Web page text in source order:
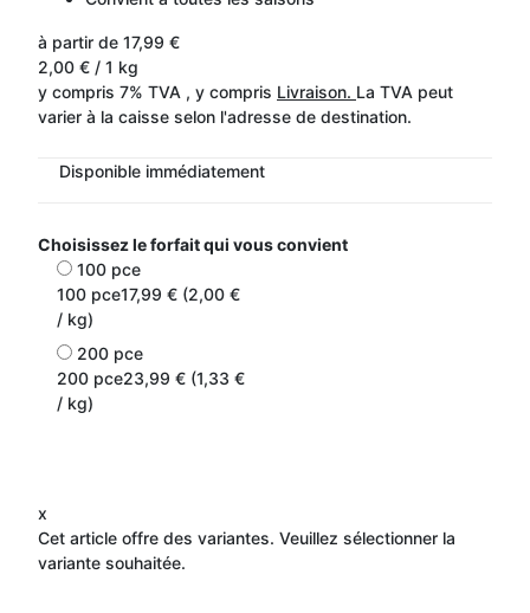
à partir de 17,99 €
2,00 € / 1 kg
y compris 7% TVA , y compris Livraison. La TVA peut
varier à la caisse selon l'adresse de destination.
Disponible immédiatement
Choisissez le forfait qui vous convient
100 pce
100 pce17,99 € (2,00 €
/ kg)
200 pce
200 pce23,99 € (1,33 €
/ kg)
x
Cet article offre des variantes. Veuillez sélectionner la
variante souhaitée.